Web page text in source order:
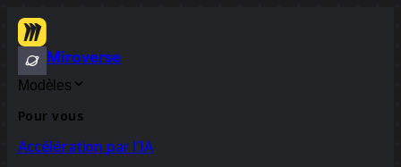
Miroverse
Modèles
Pour vous
Accélération par l’IA